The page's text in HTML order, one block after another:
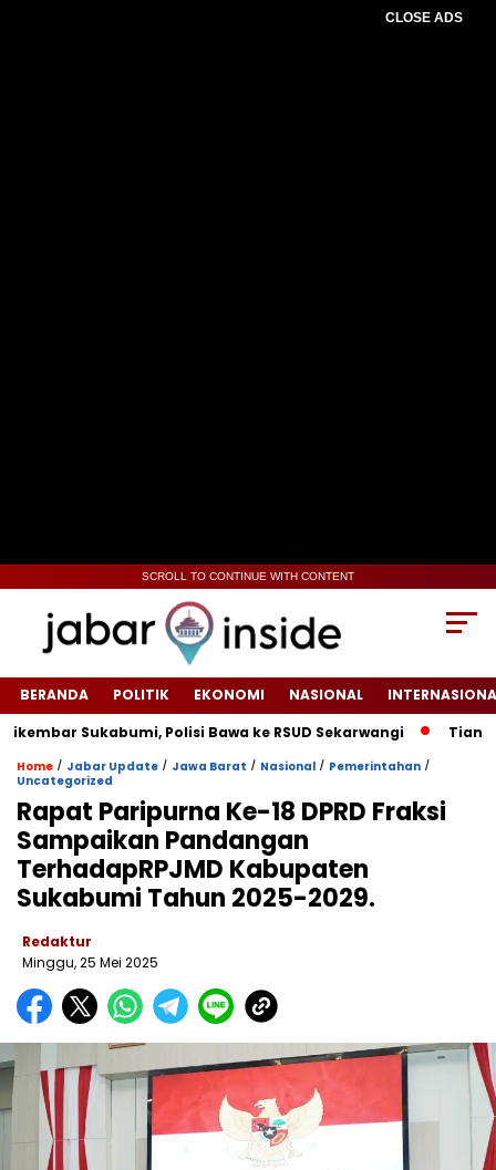
CLOSE ADS
SCROLL TO CONTINUE WITH CONTENT
BERANDA POLITIK EKONOMI NASIONAL
Polisi Bawa ke RSUD Sekarwangi‎
Tiang Listrik
Home / Jabar Update / Jawa Barat / Nasional / Pemerintahan /
Uncategorized
Rapat Paripurna Ke-18 DPRD Fraksi
Sampaikan Pandangan
TerhadapRPJMD Kabupaten
Sukabumi Tahun 2025-2029.
Redaktur
Minggu, 25 Mei 2025